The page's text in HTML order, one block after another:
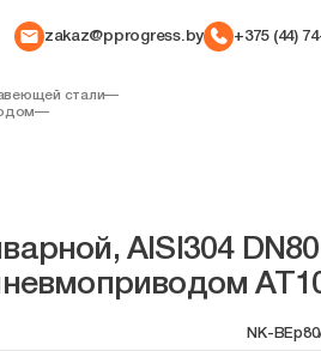
zakaz@pprogress.by +375 (44)
стали—
—
AISI304 DN80
NK-